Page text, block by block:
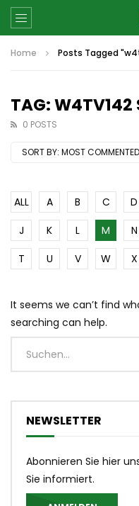
Home Posts Tagged
TAG: W4TV142
0 POSTS
SORT BY: MOST COMMENTED
ALL A B C D
J
K L M N
T
U V W X
It seems we can’t find
searching can help.
NEWSLETTER
Abonnieren Sie hier
Sie informiert.